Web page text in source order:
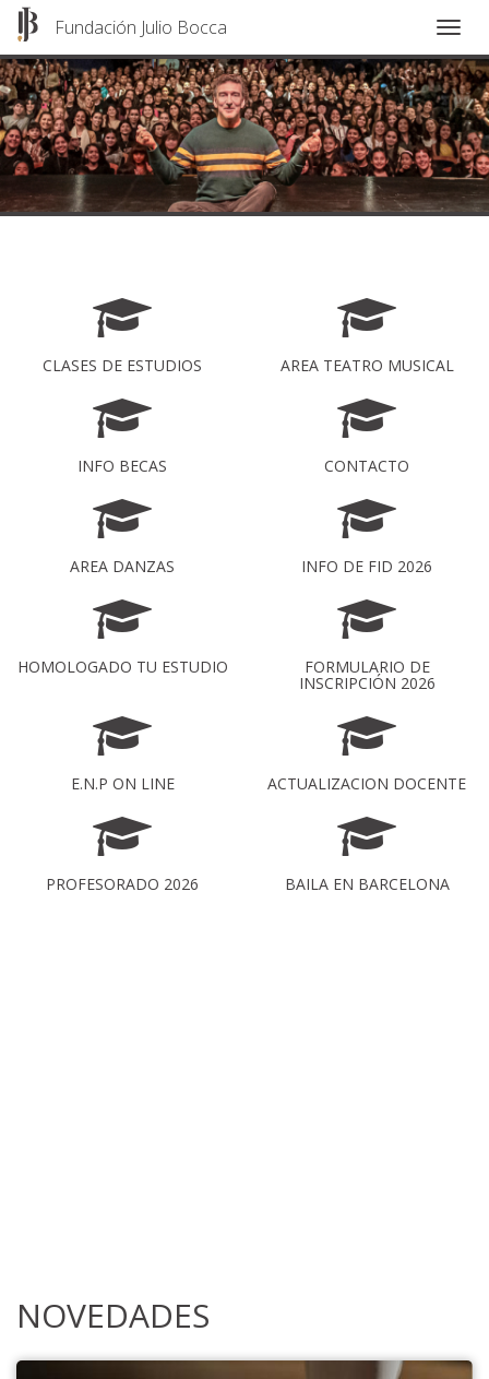
Pasar
al
contenido
principal
Fundación Julio Bocca
CLASES DE ESTUDIOS AREA TEATRO MUSICAL
INFO BECAS CONTACTO
AREA DANZAS INFO DE FID 2026
HOMOLOGADO TU ESTUDIO FORMULARIO DE
INSCRIPCIÓN 2026
E.N.P ON LINE ACTUALIZACION DOCENTE
PROFESORADO 2026 BAILA EN BARCELONA
NOVEDADES